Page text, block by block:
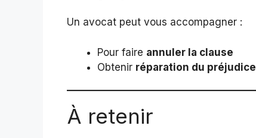
Un avocat peut vous accompagner :
Pour faire annuler la clause
Obtenir réparation du préjudice
À retenir